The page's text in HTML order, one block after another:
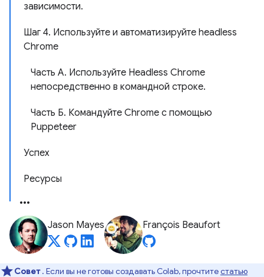
зависимости.
Шаг 4. Используйте и автоматизируйте headless
Chrome
Часть A. Используйте Headless Chrome
непосредственно в командной строке.
Часть Б. Командуйте Chrome с помощью
Puppeteer
Успех
Ресурсы
Jason Mayes François Beaufort
Совет. Если вы не готовы создавать Colab, прочтитестатью